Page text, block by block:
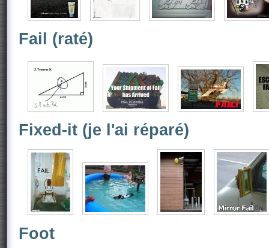
Fail (raté)
Fixed-it (je l'ai réparé)
Foot